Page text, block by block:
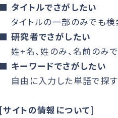
■ タイトルでさがしたい
タイトルの一部のみでも検
■ 研究者でさがしたい
姓+名、姓のみ、名前のみで
■ キーワードでさがしたい
自由に入力した単語で探す
[サイトの情報について]